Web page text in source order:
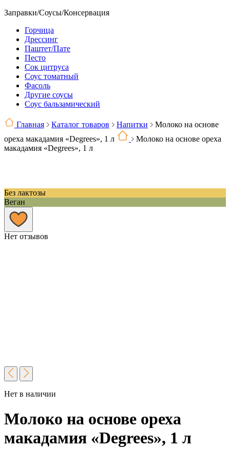
Заправки/Соусы/Консервация
Горчица
Дрессинг
Паштет/Пате
Песто
Сок цитруса
Соус томатный
Фасоль
Другие соусы
Соус бальзамический
Главная Каталог товаров Напитки
Молоко на основе
ореха макадамия «Degrees», 1 л
Молоко на основе ореха
макадамия «Degrees», 1 л
Без лактозы
Веган
Нет отзывов
Нет в наличии
Молоко на основе ореха
макадамия «Degrees», 1 л